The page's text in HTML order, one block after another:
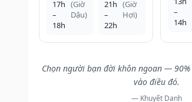
17h
–
18h
(Giờ
Dậu)
21h
–
22h
(Giờ
Hợi)
–
14h
Chọn người bạn đời khôn ngoan —
vào điều đó.
— Khuyết Danh